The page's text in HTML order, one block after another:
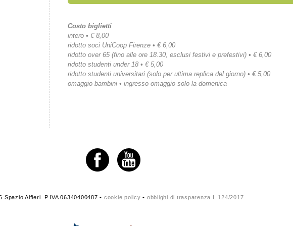
Costo biglietti
intero • € 8,00
ridotto soci UniCoop Firenze • € 6,00
ridotto over 65 (fino alle ore 18.30, esclusi festivi e prefestivi) • € 6,00
ridotto studenti under 18 • € 5,00
ridotto studenti universitari (solo per ultima replica del giorno) • € 5,00
omaggio bambini • ingresso omaggio solo la domenica
Spazio Alfieri. P.IVA 06340400487 • cookie policy • obblighi di trasparenza L.124/2017